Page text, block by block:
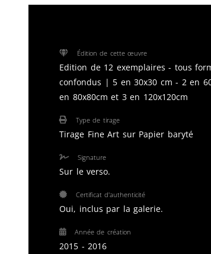
Édition de cette œuvre
Edition de 12 exemplaires - tous
confondus | 5 en 30x30 cm - 2 en
en 80x80cm et 3 en 120x120cm
Type de tirage
Tirage Fine Art sur Papier baryté
Signature
Sur le verso.
Certificat d'authenticité
Oui, inclus par la galerie.
Année de création
2015 - 2016